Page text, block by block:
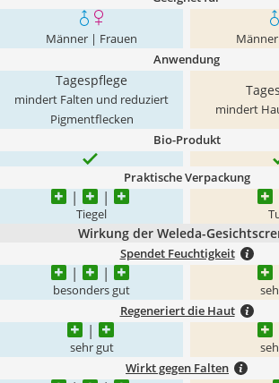
Männer | Frauen
Anwendung
Tagespflege
mindert Falten und reduziert
Pigmentflecken
mindert
Bio-Produkt
Praktische Verpackung
Tiegel
Wirkung der Weleda-
Spendet Feuchtigkeit
besonders gut
Regeneriert die Haut
sehr gut
Wirkt gegen Falten